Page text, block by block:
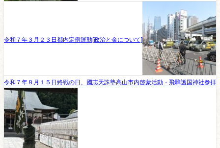
令和７年３月２３日都内定例運動[政治と金について]
令和７年８月１５日終戦の日、國志天誅塾高山市内啓蒙活動・飛騨護国神社参拝